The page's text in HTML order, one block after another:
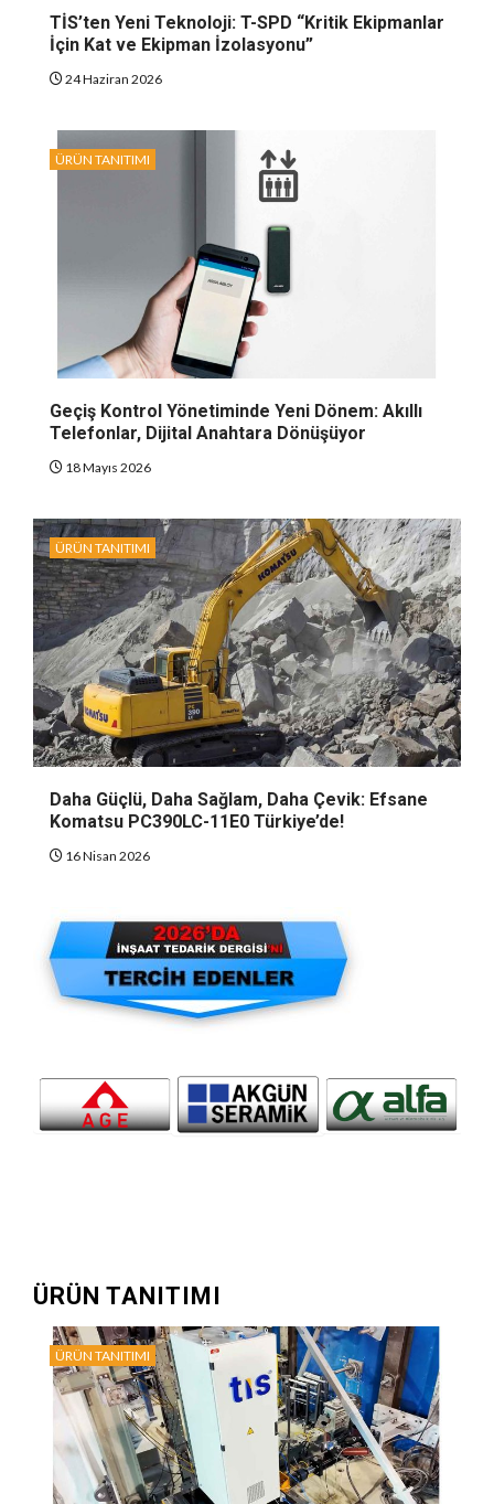
TİS’ten Yeni Teknoloji: T-SPD “Kritik Ekipmanlar
İçin Kat ve Ekipman İzolasyonu”
24 Haziran 2026
ÜRÜN TANITIMI
Geçiş Kontrol Yönetiminde Yeni Dönem: Akıllı
Telefonlar, Dijital Anahtara Dönüşüyor
18 Mayıs 2026
ÜRÜN TANITIMI
Daha Güçlü, Daha Sağlam, Daha Çevik: Efsane
Komatsu PC390LC-11E0 Türkiye’de!
16 Nisan 2026
ÜRÜN TANITIMI
ÜRÜN TANITIMI